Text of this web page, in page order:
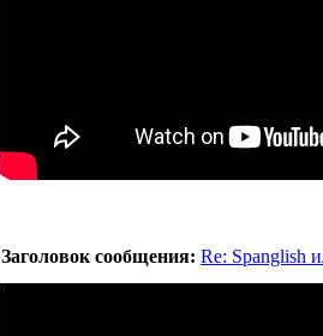
Заголовок сообщения: Re: Spanglish